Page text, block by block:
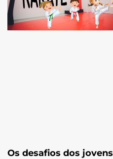
Os desafios dos jovens